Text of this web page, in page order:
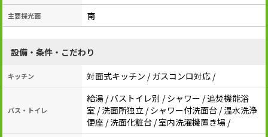
主要採光面 南
設備・条件・こだわり
キッチン 対面式キッチン / ガスコンロ対応 /
バス・トイレ
給湯 / バストイレ別 / シャワー / 追焚機能浴
室 / 洗面所独立 / シャワー付洗面台 / 温水洗浄
便座 / 洗面化粧台 / 室内洗濯機置き場 /